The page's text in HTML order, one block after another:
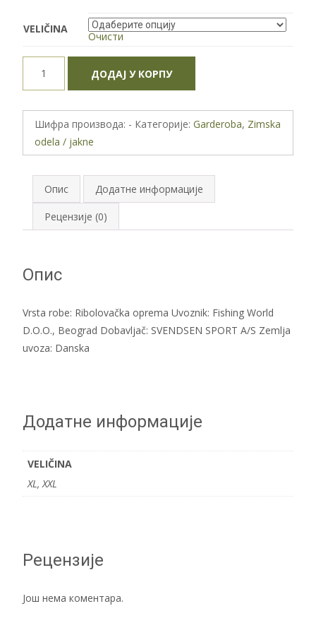
VELIČINA
Очисти
Camovision
Thermo
Suit
ДОДАЈ У КОРПУ
Шифра производа: - Категорије: Garderoba, Zimska
odela / jakne
Опис Додатне информације
Рецензије (0)
Опис
Vrsta robe: Ribolovačka oprema Uvoznik: Fishing World
D.O.O., Beograd Dobavljač: SVENDSEN SPORT A/S Zemlja
uvoza: Danska
Додатне информације
VELIČINA
XL, XXL
Рецензије
Још нема коментара.